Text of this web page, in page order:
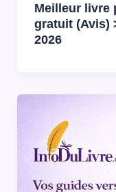
Meilleur livre
gratuit (Avis)
2026